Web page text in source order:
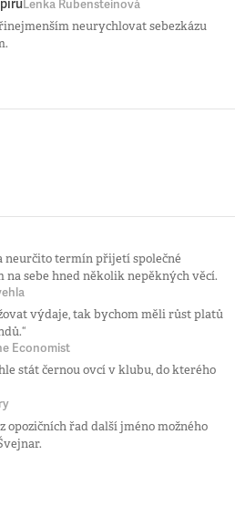
Lenka Rubensteinová
neurychlovat sebezkázu
neurčito termín přijetí společné
sebe hned několik nepěkných věcí.
výdaje, tak bychom měli růst platů
Economist
stát černou ovcí v klubu, do kterého
řad další jméno možného